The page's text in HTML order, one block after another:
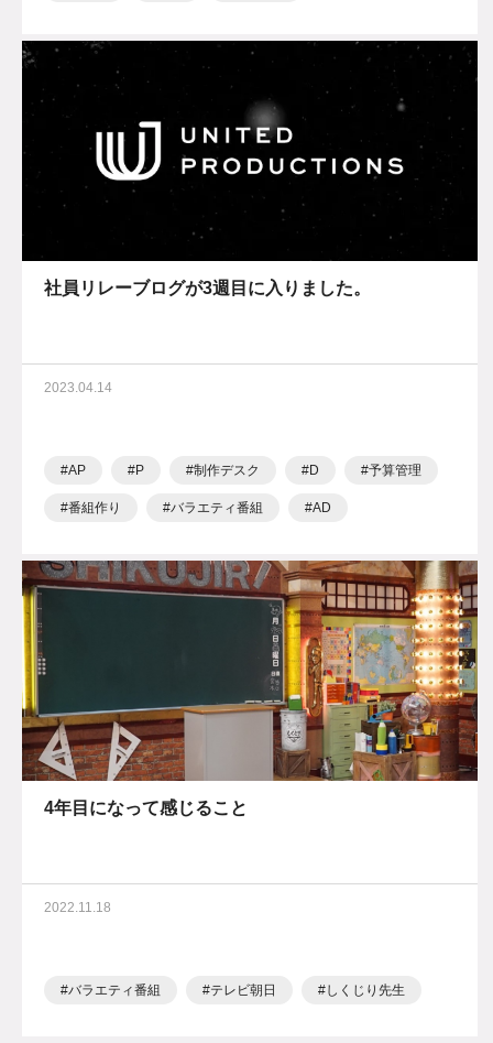
社員リレーブログが3週目に入りました。
2023.04.14
AP P 制作デスク D 予算管理
番組作り バラエティ番組 AD
4年目になって感じること
2022.11.18
バラエティ番組 テレビ朝日 しくじり先生